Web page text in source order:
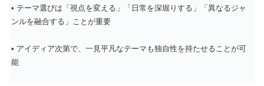
• テーマ選びは「視点を変える」「日常を深堀りする」「異なるジャ
ンルを融合する」ことが重要
• アイディア次第で、一見平凡なテーマも独自性を持たせることが可
能